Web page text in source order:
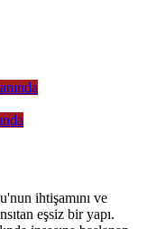
ihtişamını ve
eşsiz bir yapı.